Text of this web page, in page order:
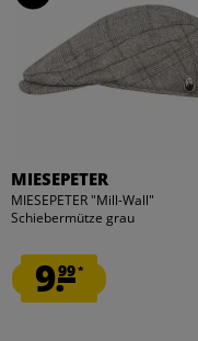
MIESEPETER
MIESEPETER "Mill-Wall"
Schiebermütze grau
9.99*